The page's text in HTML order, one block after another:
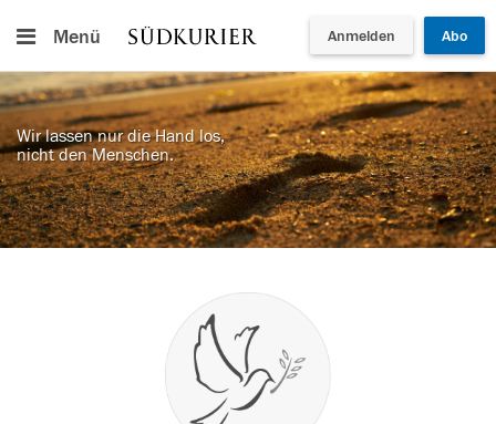
Menü Anmelden Abo
Wir lassen nur die Hand los,
nicht den Menschen.